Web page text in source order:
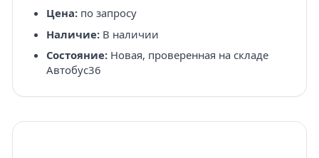
Цена:по запросу
Наличие:В наличии
Состояние:Новая, проверенная на складе
Автобус36